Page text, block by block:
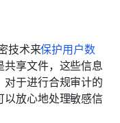
技术来保护用户数
享文件，这些信息
于进行合规审计的
以放心地处理敏感信